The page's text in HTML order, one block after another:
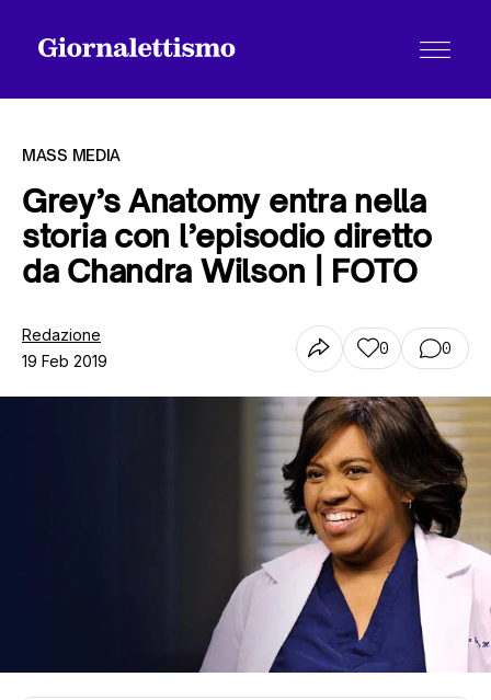
Tutti gli articoli
Chi siamo
MASS MEDIA
Grey’s Anatomy entra nella
storia con l’episodio diretto
da Chandra Wilson | FOTO
Redazione
19 Feb 2019
0 0